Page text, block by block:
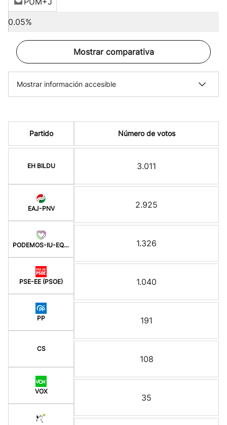
0.05%
Mostrar comparativa
Mostrar información accesible
Partido
EH BILDU
EAJ-PNV
PODEMOS-IU-EQUO BERD
PSE-EE (PSOE)
PP
CS
VOX
Número de votos
3.011
2.925
1.326
1.040
191
108
35